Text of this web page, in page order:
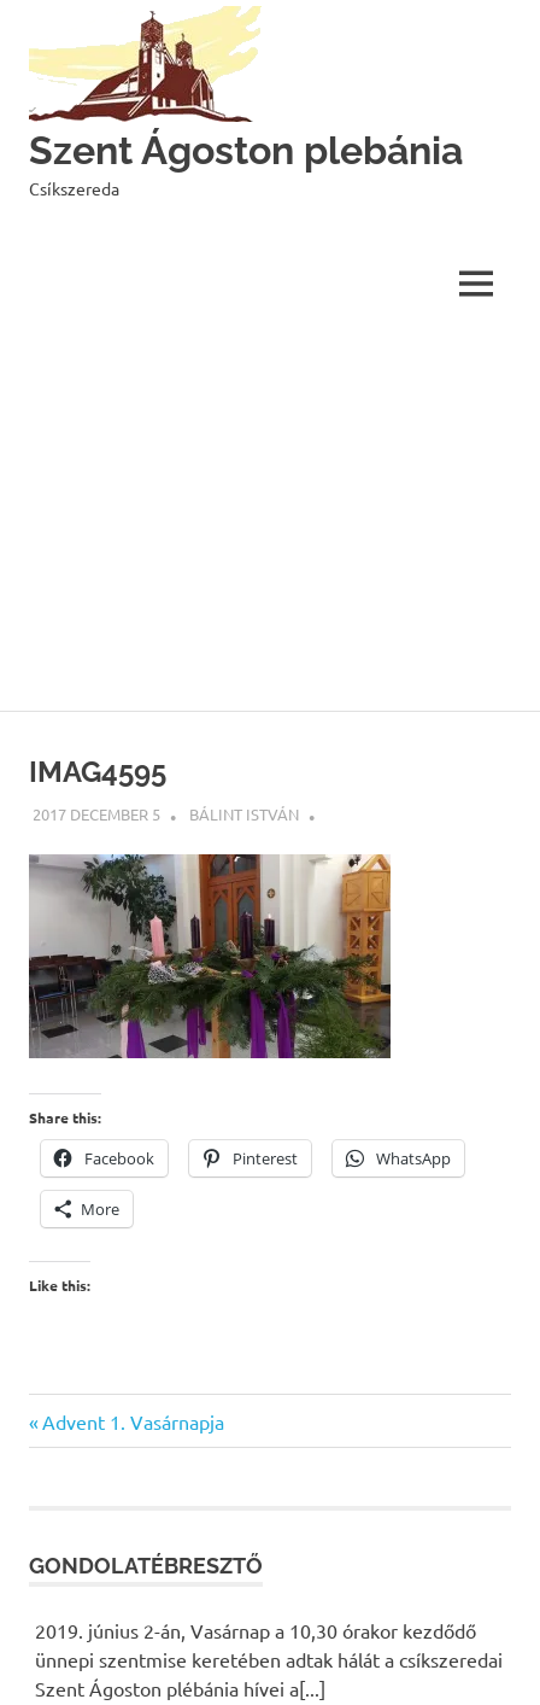
content
Szent Ágoston plebánia
Csíkszereda
MENU
IMAG4595
2017 DECEMBER 5 BÁLINT ISTVÁN
Share this:
Facebook Pinterest WhatsApp
More
Like this:
Bejegyzés
Previous
Post:
Advent 1. Vasárnapja
GONDOLATÉBRESZTŐ
2019. június 2-án, Vasárnap a 10,30 órakor kezdődő
ünnepi szentmise keretében adtak hálát a csíkszeredai
Szent Ágoston plébánia hívei a[...]